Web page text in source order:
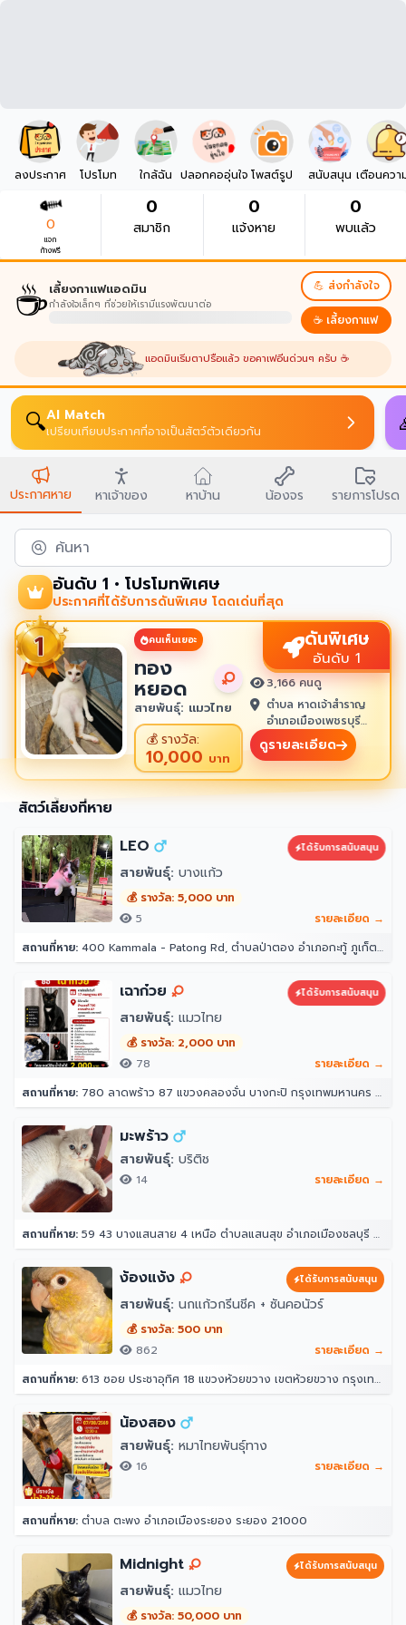
ลงประกาศ โปรโมท ใกล้ฉัน ปลอกคออุ่นใจ โพสต์รูป สนับสนุน เตือนควา
0
แจก
ก้างฟรี
0
สมาชิก
0
แจ้งหาย
0
พบแล้ว
☕เลี้ยงกาแฟแอดมิน
กำลังใจเล็กๆ ที่ช่วยให้เรามีแรงพัฒนาต่อ
💪 ส่งกำลังใจ
☕ เลี้ยงกาแฟ
แอดมินเริ่มตาปรือแล้ว ขอคาเฟอีนด่วนๆ ครับ ☕
🔍AI Match
เปรียบเทียบประกาศที่อาจเป็นสัตว์ตัวเดียวกัน
ประกาศหาย หาเจ้าของ หาบ้าน น้องจร รายการโปรด
ค้นหา
อันดับ 1 • โปรโมทพิเศษ
ประกาศที่ได้รับการดันพิเศษ โดดเด่นที่สุด
คนเห็นเยอะ
ทอง
หยอด
สายพันธุ์: แมวไทย
💰รางวัล:
10,000 บาท
ดันพิเศษ
อันดับ 1
3,166 คนดู
ตำบล หาดเจ้าสำราญ
อำเภอเมืองเพชรบุรี
เพชรบุรี 76100
ดูรายละเอียด
สัตว์เลี้ยงที่หาย
LEO
ได้รับการสนับสนุน
สายพันธุ์: บางแก้ว
💰 รางวัล: 5,000 บาท
5
รายละเอียด →
สถานที่หาย: 400 Kammala - Patong Rd, ตำบลป่าตอง อำเภอกะทู้ ภูเก็ต 83150 โรงแรมอินโดจีนรีสอร์ท - ตาลิมารีสอร์ท
เฉาก๋วย ได้รับการสนับสนุน
สายพันธุ์: แมวไทย
💰 รางวัล: 2,000 บาท
78
รายละเอียด →
สถานที่หาย: 780 ลาดพร้าว 87 แขวงคลองจั่น บางกะปิ กรุงเทพมหานคร 10240
มะพร้าว
สายพันธุ์: บริติช
14 รายละเอียด →
สถานที่หาย: 59 43 บางแสนสาย 4 เหนือ ตำบลแสนสุข อำเภอเมืองชลบุรี ชลบุรี 20130
ง้องแง้ง ได้รับการสนับสนุน
สายพันธุ์: นกแก้วกรีนชีค + ซันคอนัวร์
💰 รางวัล: 500 บาท
862
รายละเอียด →
สถานที่หาย: 613 ซอย ประชาอุทิศ 18 แขวงห้วยขวาง เขตห้วยขวาง กรุงเทพมหานคร 10310
น้องสอง
สายพันธุ์: หมาไทยพันธุ์ทาง
16 รายละเอียด →
สถานที่หาย: ตำบล ตะพง อำเภอเมืองระยอง ระยอง 21000
Midnight ได้รับการสนับสนุน
สายพันธุ์: แมวไทย
💰 รางวัล: 50,000 บาท